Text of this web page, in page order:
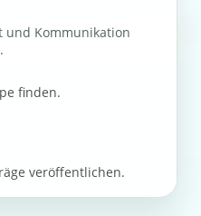
und Kommunikation
finden.
veröffentlichen.